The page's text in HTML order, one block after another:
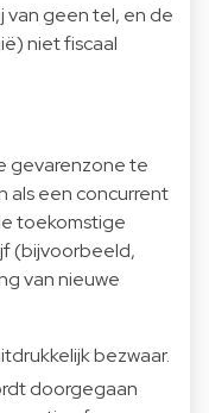
van geen tel, en de
niet fiscaal
gevarenzone te
als een concurrent
toekomstige
(bijvoorbeeld,
van nieuwe
bezwaar.
doorgegaan